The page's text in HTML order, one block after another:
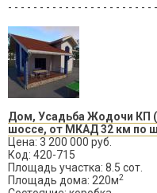
- - - - - - - - - - - - - - - - - - - - - - - -
Дом, Усадьба Жодочи КП
шоссе, от МКАД 32 км по
Цена: 3 200 000 руб.
Код: 420-715
Площадь участка: 8.5 сот.
Площадь дома: 220м2